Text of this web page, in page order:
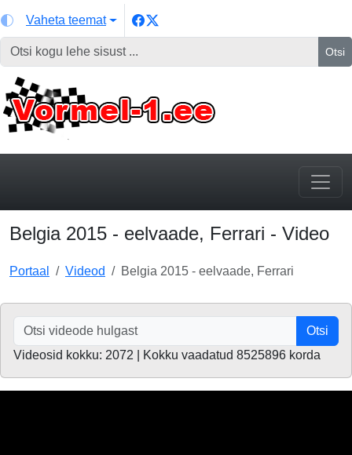
Vaheta teemat
Otsi
Belgia 2015 - eelvaade, Ferrari - Video
Portaal Videod Belgia 2015 - eelvaade, Ferrari
Otsi
Videosid kokku: 2072 | Kokku vaadatud 8525896 korda